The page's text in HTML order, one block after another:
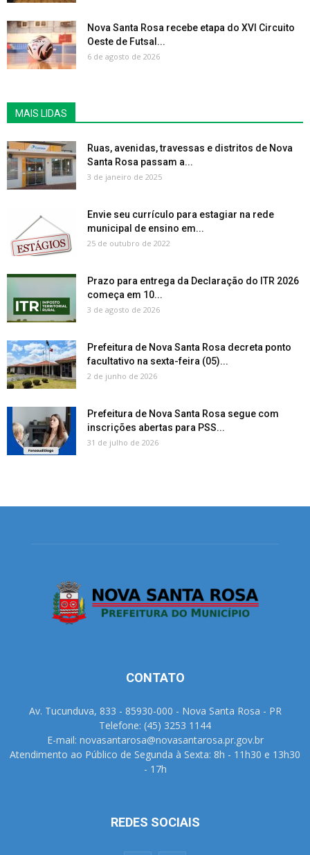
Nova Santa Rosa recebe etapa do XVI Circuito
Oeste de Futsal...
6 de agosto de 2026
MAIS LIDAS
Ruas, avenidas, travessas e distritos de Nova
Santa Rosa passam a...
3 de janeiro de 2025
Envie seu currículo para estagiar na rede
municipal de ensino em...
25 de outubro de 2022
Prazo para entrega da Declaração do ITR 2026
começa em 10...
3 de agosto de 2026
Prefeitura de Nova Santa Rosa decreta ponto
facultativo na sexta-feira (05)...
2 de junho de 2026
Prefeitura de Nova Santa Rosa segue com
inscrições abertas para PSS...
31 de julho de 2026
CONTATO
Av. Tucunduva, 833 - 85930-000 - Nova Santa Rosa - PR
Telefone: (45) 3253 1144
E-mail: novasantarosa@novasantarosa.pr.gov.br
Atendimento ao Público de Segunda à Sexta: 8h - 11h30 e 13h30
- 17h
REDES SOCIAIS